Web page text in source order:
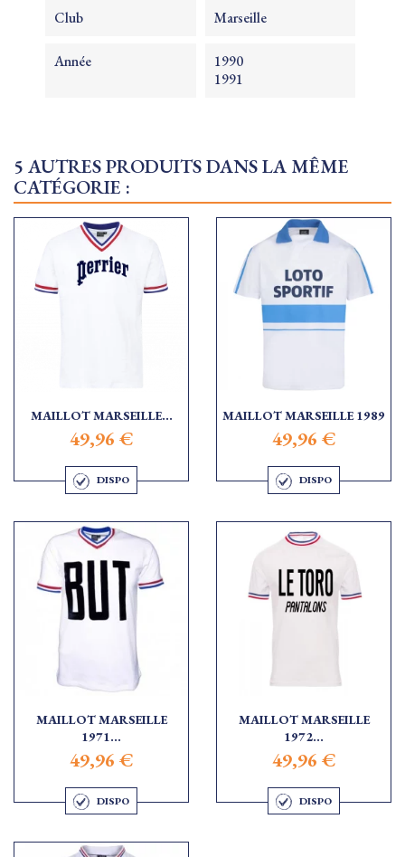
Club Marseille
Année
1990
1991
5 AUTRES PRODUITS DANS LA MÊME
CATÉGORIE :
MAILLOT MARSEILLE...
49,96 €
DISPO
MAILLOT MARSEILLE 1989
49,96 €
DISPO
MAILLOT MARSEILLE
1971...
49,96 €
DISPO
MAILLOT MARSEILLE
1972...
49,96 €
DISPO